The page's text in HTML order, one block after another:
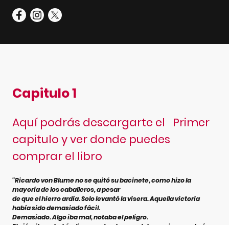
Capitulo 1
Aquí podrás descargarte el Primer
capitulo y ver donde puedes
comprar el libro
"Ricardo von Blume no se quitó su bacinete, como hizo la
mayoría de los caballeros, a pesar
de que el hierro ardía. Solo levantó la visera. Aquella victoria
había sido demasiado fácil.
Demasiado. Algo iba mal, notaba el peligro.